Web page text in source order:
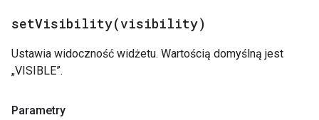
setVisibility(visibility)
Ustawia widoczność widżetu. Wartością domyślną jest
„VISIBLE”.
Parametry